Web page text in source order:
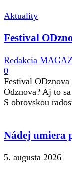
Aktuality
Festival
Redakcia
0
Festival
Odznova? Aj to
S obrovskou
Nádej umiera
5. augusta 2026